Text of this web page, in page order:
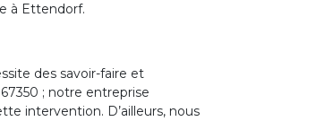
à Ettendorf.
des savoir-faire et
; notre entreprise
intervention. D’ailleurs, nous